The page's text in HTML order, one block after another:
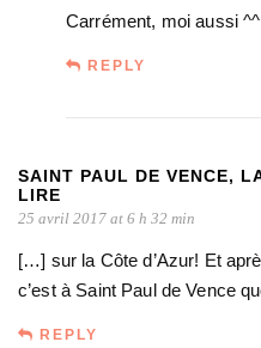
Carrément, moi aussi ^^
REPLY
SAINT PAUL DE VENCE,
LIRE
25 avril 2017 at 6 h 32 min
[…] sur la Côte d’Azur! Et
c’est à Saint Paul de Vence
REPLY